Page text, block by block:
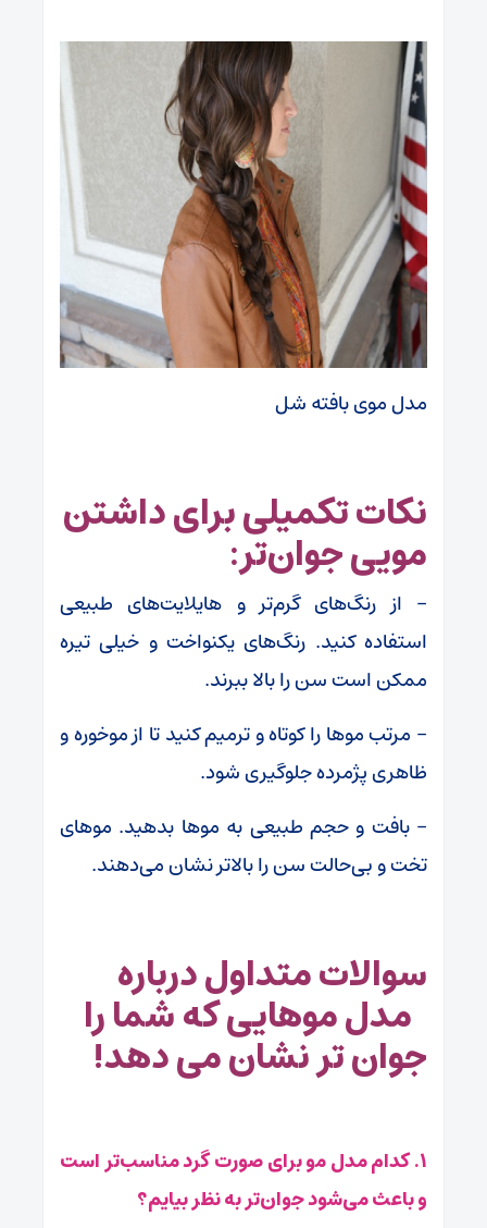
مدل موی بافته شل
نکات تکمیلی برای داشتن
مویی جوان‌تر:
– از رنگ‌های گرم‌تر و هایلایت‌های طبیعی
استفاده کنید. رنگ‌های یکنواخت و خیلی تیره
ممکن است سن را بالا ببرند.
– مرتب موها را کوتاه و ترمیم کنید تا از موخوره و
ظاهری پژمرده جلوگیری شود.
– بافت و حجم طبیعی به موها بدهید. موهای
تخت و بی‌حالت سن را بالاتر نشان می‌دهند.
سوالات متداول درباره
مدل موهایی که شما را
جوان تر نشان می دهد!
۱. کدام مدل مو برای صورت گرد مناسب‌تر است
و باعث می‌شود جوان‌تر به نظر بیایم؟